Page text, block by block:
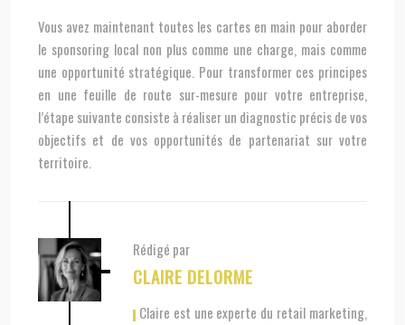
Vous avez maintenant toutes les cartes en main pour aborder
le sponsoring local non plus comme une charge, mais comme
une opportunité stratégique. Pour transformer ces principes
en une feuille de route sur-mesure pour votre entreprise,
l’étape suivante consiste à réaliser un diagnostic précis de vos
objectifs et de vos opportunités de partenariat sur votre
territoire.
Rédigé par
CLAIRE DELORME
, Claire est une experte du retail marketing,